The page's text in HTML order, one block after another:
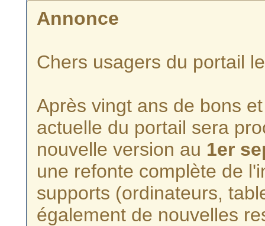
Annonce
Chers usagers du portail
Après vingt ans de bons
actuelle du portail sera
nouvelle version au 1er
une refonte complète de
supports (ordinateurs,
également de nouvelles